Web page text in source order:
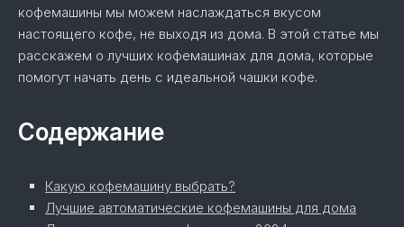
кофемашины мы можем наслаждаться вкусом
настоящего кофе, не выходя из дома. В этой статье мы
расскажем о лучших кофемашинах для дома, которые
помогут начать день с идеальной чашки кофе.
Содержание
Какую кофемашину выбрать?
Лучшие автоматические кофемашины для дома